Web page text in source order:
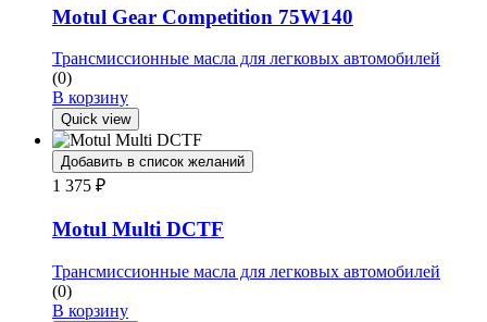
Motul Gear Competition 75W140
Трансмиссионные масла для легковых автомобилей
(0)
В корзину
Quick view
Добавить в список желаний
1 375 ₽
Motul Multi DCTF
Трансмиссионные масла для легковых автомобилей
(0)
В корзину